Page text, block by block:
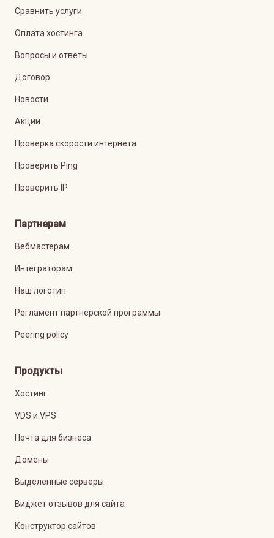
Сравнить услуги
Оплата хостинга
Вопросы и ответы
Договор
Новости
Акции
Проверка скорости интернета
Проверить Ping
Проверить IP
Партнерам
Вебмастерам
Интеграторам
Наш логотип
Регламент партнерской программы
Peering policy
Продукты
Хостинг
VDS и VPS
Почта для бизнеса
Домены
Выделенные серверы
Виджет отзывов для сайта
Конструктор сайтов